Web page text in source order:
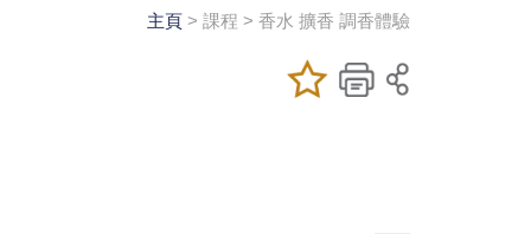
主頁 > 課程 > 香水 擴香 調香體驗
加入/移除我喜
愛的課程
儲存課程
列印